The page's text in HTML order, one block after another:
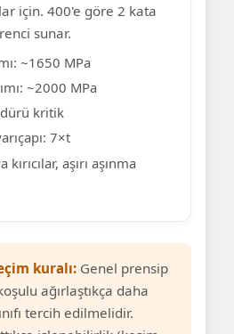
için. 400'e göre 2 kata
sunar.
~1650 MPa
~2000 MPa
kritik
7×t
kırıcılar, aşırı aşınma
kuralı: Genel prensip
ağırlaştıkça daha
tercih edilmelidir.